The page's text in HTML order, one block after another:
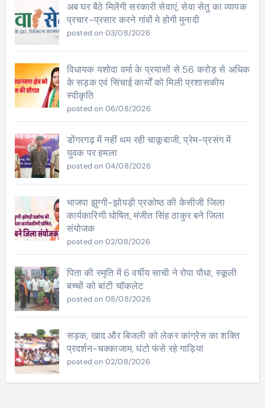
अब घर बैठे मिलेंगी सरकारी सेवाएं, सेवा सेतु का व्यापक
प्रचार-प्रसार करने गांवों मे होगी मुनादी
posted on 03/08/2026
विधायक यशोदा वर्मा के प्रयासों से 56 करोड़ से अधिक
के सड़क एवं सिंचाई कार्यों को मिली प्रशासकीय
स्वीकृति
posted on 06/08/2026
डोंगरगढ़ में नहीं थम रही चाकूबाजी, प्रेम-प्रसंग में
युवक पर हमला
posted on 04/08/2026
भाजपा झुग्गी-झोपड़ी प्रकोष्ठ की केसीजी जिला
कार्यकारिणी घोषित, मंजीत सिंह ठाकुर बने जिला
संयोजक
posted on 02/08/2026
पिता की स्मृति में 6 वर्षीय साची ने रोपा पौधा, स्कूली
बच्चों को बांटी चॉकलेट
posted on 08/08/2026
सड़क, खाद और बिजली को लेकर कांग्रेस का शक्ति
प्रदर्शन-चक्काजाम, घंटो फंसे रहे गाड़िया
posted on 02/08/2026